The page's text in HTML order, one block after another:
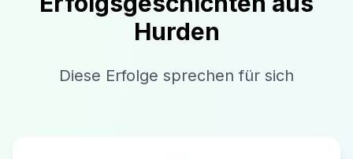
Hurden
Diese Erfolge sprechen für sich